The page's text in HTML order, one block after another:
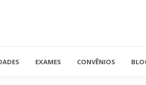
41.3779-5559
EXAMES CONVÊNIOS